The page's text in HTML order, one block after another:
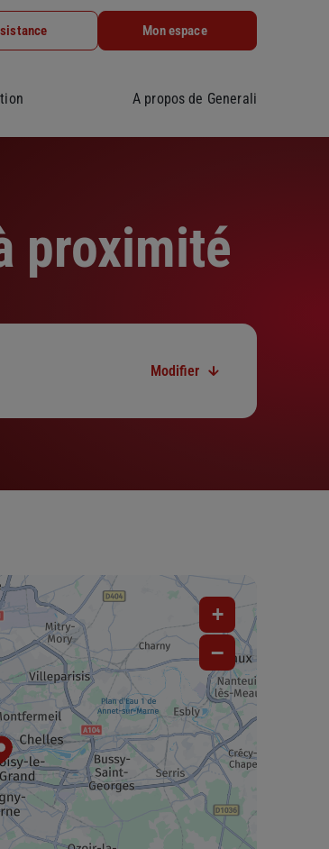
Mon espace
A propos de Generali
proximité
Modifier
+
−